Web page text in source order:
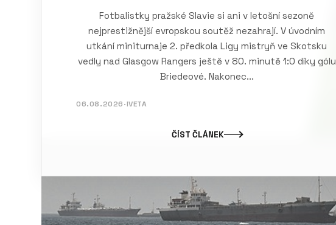
Fotbalistky pražské Slavie si ani v letošní sezoně
nejprestižnější evropskou soutěž nezahrají. V úvodním
utkání miniturnaje 2. předkola Ligy mistryň ve Skotsku
vedly nad Glasgow Rangers ještě v 80. minutě 1:0 díky gólu
Briedeové. Nakonec...
06.08.2026·IVETA
ČÍST ČLÁNEK